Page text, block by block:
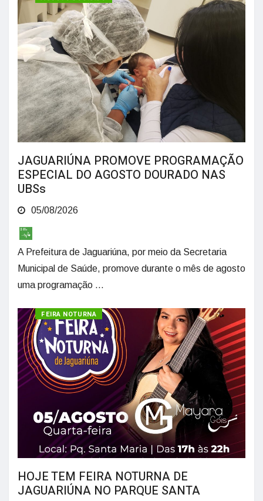
JAGUARIÚNA PROMOVE PROGRAMAÇÃO
ESPECIAL DO AGOSTO DOURADO NAS
UBSs
05/08/2026
A Prefeitura de Jaguariúna, por meio da Secretaria
Municipal de Saúde, promove durante o mês de agosto
uma programação ...
CULTURA
FEIRA NOTURNA
HOJE TEM FEIRA NOTURNA DE
JAGUARIÚNA NO PARQUE SANTA